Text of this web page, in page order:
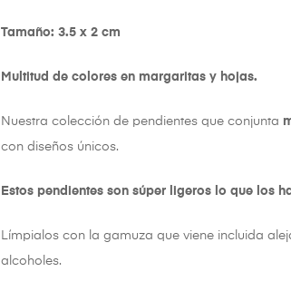
Tamaño: 3.5 x 2 cm
Multitud de colores en margaritas y hojas.
Nuestra colección de pendientes que conjunta
con diseños únicos.
Estos pendientes son súper ligeros lo que los
Límpialos con la gamuza que viene incluida
alcoholes.